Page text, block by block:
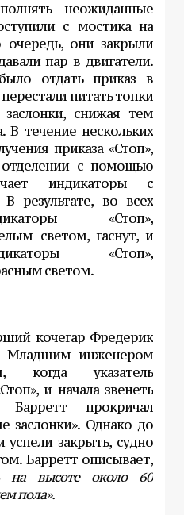
неожиданные
с мостика на
они закрыли
пар в двигатели.
отдать приказ в
питать топки
снижая тем
В течение нескольких
приказа «Стоп»,
с помощью
индикаторы с
результате, во всех
«Стоп»,
светом, гаснут, и
«Стоп»,
светом.
кочегар Фредерик
Младшим инженером
когда указатель
и начала звенеть
Барретт прокричал
заслонки». Однако до
успели закрыть, судно
Барретт описывает,
на высоте около 60
пола».